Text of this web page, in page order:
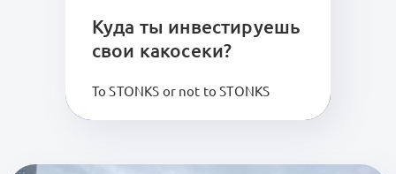
Куда ты инвестируешь
свои какосеки?
To STONKS or not to STONKS